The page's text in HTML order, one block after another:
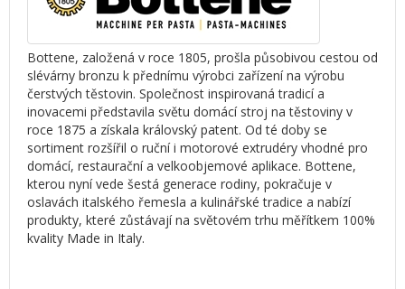
Bottene, založená v roce 1805, prošla působivou cestou od
slévárny bronzu k přednímu výrobci zařízení na výrobu
čerstvých těstovin. Společnost inspirovaná tradicí a
inovacemi představila světu domácí stroj na těstoviny v
roce 1875 a získala královský patent. Od té doby se
sortiment rozšířil o ruční i motorové extrudéry vhodné pro
domácí, restaurační a velkoobjemové aplikace. Bottene,
kterou nyní vede šestá generace rodiny, pokračuje v
oslavách italského řemesla a kulinářské tradice a nabízí
produkty, které zůstávají na světovém trhu měřítkem 100%
kvality Made in Italy.